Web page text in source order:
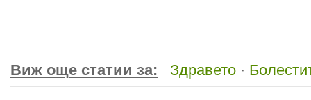
Виж още статии за: Здравето ·